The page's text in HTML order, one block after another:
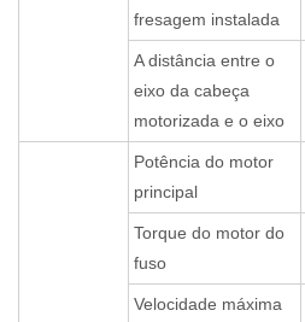
fresagem instalada
A distância entre o
eixo da cabeça
motorizada e o eixo
Potência do motor
principal
Torque do motor do
fuso
Velocidade máxima